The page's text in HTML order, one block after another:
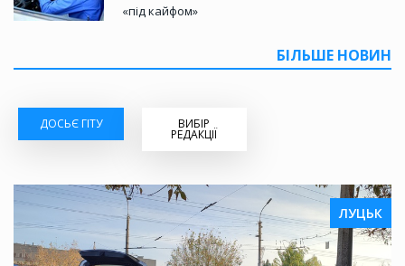
«під кайфом»
БІЛЬШЕ НОВИН
ДОСЬЄ ГІТУ ВИБІР
РЕДАКЦІЇ
ЛУЦЬК